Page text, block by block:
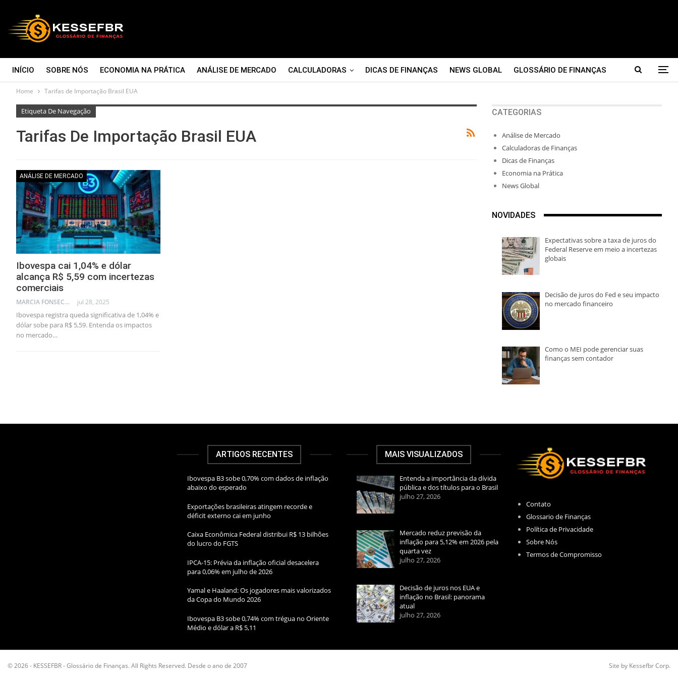
INÍCIO SOBRE NÓS ECONOMIA NA PRÁTICA ANÁLISE DE MERCADO CALCULADORAS DICAS DE FINANÇAS NEWS GLOBAL GLOSSÁRIO DE FINANÇAS
CONTATO
Home Tarifas de Importação Brasil EUA
Etiqueta De Navegação
Tarifas De Importação Brasil EUA
ANÁLISE DE MERCADO
Ibovespa cai 1,04% e dólar
alcança R$ 5,59 com incertezas
comerciais
MARCIA FONSECA - FINANCIAL CONSULTANT jul 28, 2025
Ibovespa registra queda significativa de 1,04% e
dólar sobe para R$ 5,59. Entenda os impactos
no mercado…
CATEGORIAS
Análise de Mercado
Calculadoras de Finanças
Dicas de Finanças
Economia na Prática
News Global
NOVIDADES
Expectativas sobre a taxa de juros do
Federal Reserve em meio a incertezas
globais
Decisão de juros do Fed e seu impacto
no mercado financeiro
Como o MEI pode gerenciar suas
finanças sem contador
ARTIGOS RECENTES
Ibovespa B3 sobe 0,70% com dados de inflação
abaixo do esperado
Exportações brasileiras atingem recorde e
déficit externo cai em junho
Caixa Econômica Federal distribui R$ 13 bilhões
do lucro do FGTS
IPCA-15: Prévia da inflação oficial desacelera
para 0,06% em julho de 2026
Yamal e Haaland: Os jogadores mais valorizados
da Copa do Mundo 2026
Ibovespa B3 sobe 0,74% com trégua no Oriente
Médio e dólar a R$ 5,11
MAIS VISUALIZADOS
Entenda a importância da dívida
pública e dos títulos para o Brasil
julho 27, 2026
Mercado reduz previsão da
inflação para 5,12% em 2026 pela
quarta vez
julho 27, 2026
Decisão de juros nos EUA e
inflação no Brasil: panorama
atual
julho 27, 2026
Contato
Glossario de Finanças
Política de Privacidade
Sobre Nós
Termos de Compromisso
© 2026 - KESSEFBR - Glossário de Finanças. All Rights Reserved. Desde o ano de 2007 Site by Kessefbr Corp.